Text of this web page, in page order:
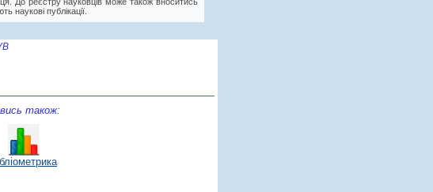
наукові публікації.
також: